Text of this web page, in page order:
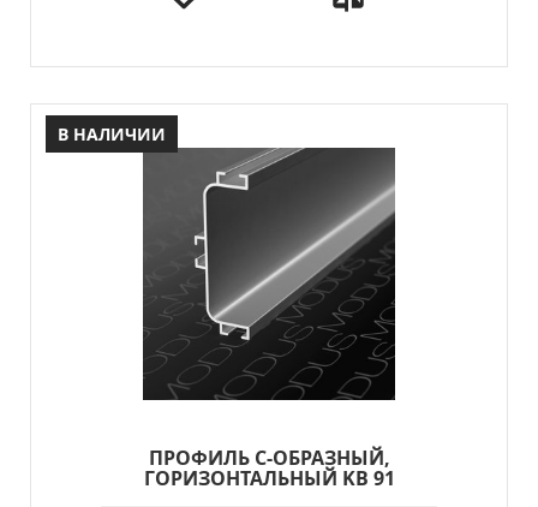
ПРОФИЛЬ C-ОБРАЗНЫЙ,
ГОРИЗОНТАЛЬНЫЙ KB 91
В НАЛИЧИИ